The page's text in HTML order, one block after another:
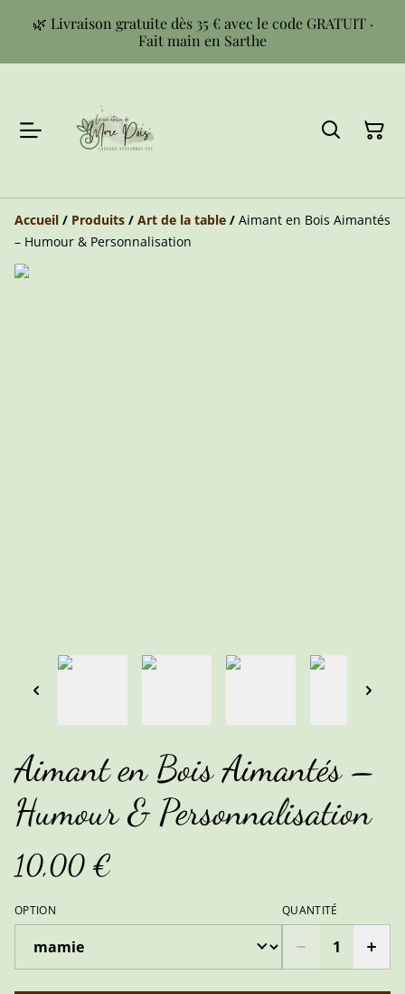
🌿 Livraison gratuite dès 35 € avec le code GRATUIT ·
Fait main en Sarthe
Accueil / Produits / Art de la table / Aimant en Bois Aimantés
– Humour & Personnalisation
Aimant en Bois Aimantés –
Humour & Personnalisation
10,00 €
OPTION QUANTITÉ